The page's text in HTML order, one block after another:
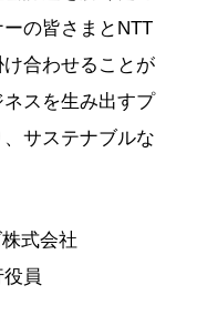
の皆さまとNTT
合わせることが
スを生み出すプ
サステナブルな
式会社
員